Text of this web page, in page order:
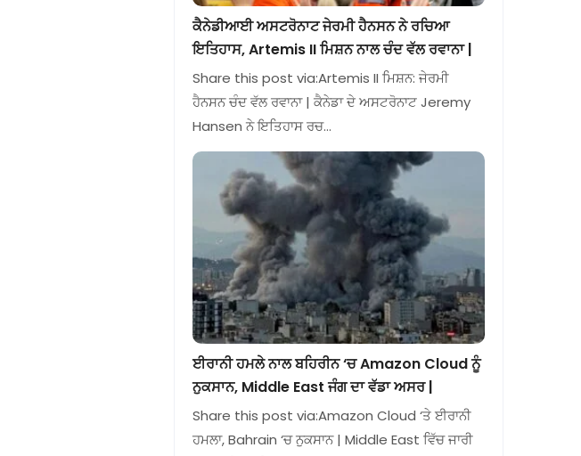
ਕੈਨੇਡੀਆਈ ਅਸਟਰੋਨਾਟ ਜੇਰਮੀ ਹੈਨਸਨ ਨੇ ਰਚਿਆ
ਇਤਿਹਾਸ, Artemis II ਮਿਸ਼ਨ ਨਾਲ ਚੰਦ ਵੱਲ ਰਵਾਨਾ |
Share this post via:Artemis II ਮਿਸ਼ਨ: ਜੇਰਮੀ
ਹੈਨਸਨ ਚੰਦ ਵੱਲ ਰਵਾਨਾ | ਕੈਨੇਡਾ ਦੇ ਅਸਟਰੋਨਾਟ Jeremy
Hansen ਨੇ ਇਤਿਹਾਸ ਰਚ…
ਈਰਾਨੀ ਹਮਲੇ ਨਾਲ ਬਹਿਰੀਨ ‘ਚ Amazon Cloud ਨੂੰ
ਨੁਕਸਾਨ, Middle East ਜੰਗ ਦਾ ਵੱਡਾ ਅਸਰ |
Share this post via:Amazon Cloud ‘ਤੇ ਈਰਾਨੀ
ਹਮਲਾ, Bahrain ‘ਚ ਨੁਕਸਾਨ | Middle East ਵਿੱਚ ਜਾਰੀ